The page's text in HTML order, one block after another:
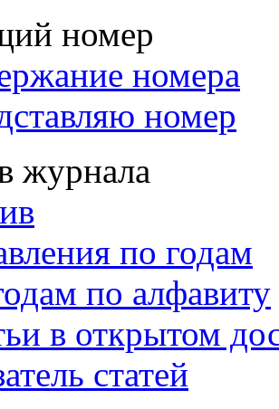
номер
номера
номер
журнала
по годам
по алфавиту
в открытом
статей